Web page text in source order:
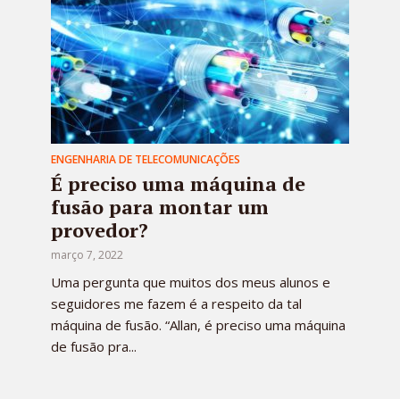
ENGENHARIA DE TELECOMUNICAÇÕES
É preciso uma máquina de
fusão para montar um
provedor?
março 7, 2022
Uma pergunta que muitos dos meus alunos e
seguidores me fazem é a respeito da tal
máquina de fusão. “Allan, é preciso uma máquina
de fusão pra...